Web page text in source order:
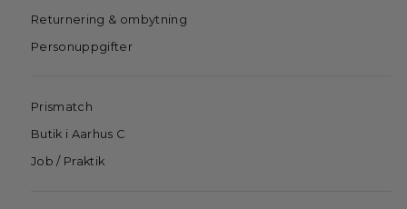
Returnering & ombytning
Personuppgifter
Prismatch
Butik i Aarhus C
Job / Praktik